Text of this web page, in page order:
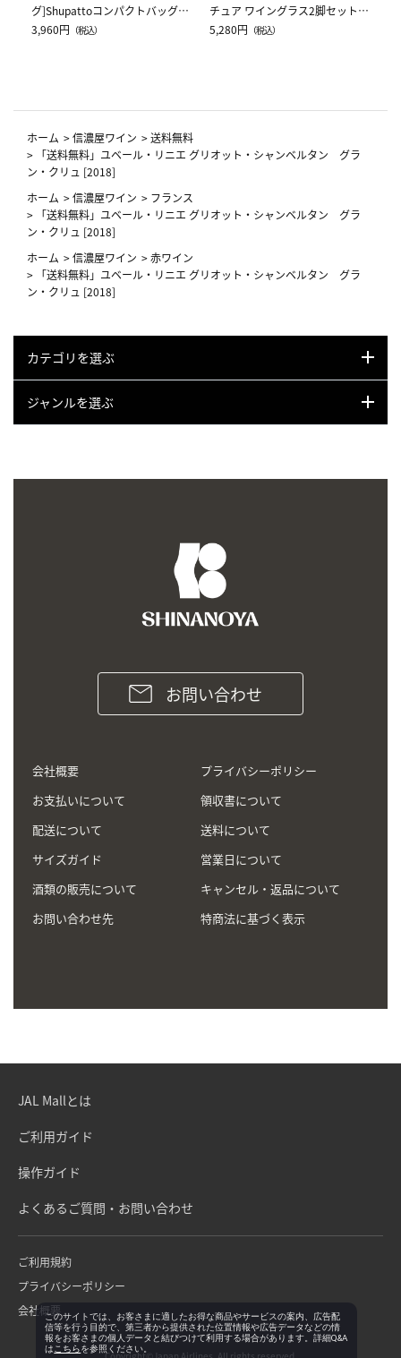
グ]Shupattoコンパクトバッグ
Drop JAL客室乗務員（LC）スカ
3,960円 （税込）
チュア ワイングラス2脚セット
（レッドワイン）
5,280円 （税込）
ホーム >信濃屋ワイン >送料無料
> 「送料無料」ユベール・リニエ グリオット・シャンベルタン グラ
ン・クリュ [2018]
ホーム >信濃屋ワイン > フランス
> 「送料無料」ユベール・リニエ グリオット・シャンベルタン グラ
ン・クリュ [2018]
ホーム >信濃屋ワイン >赤ワイン
> 「送料無料」ユベール・リニエ グリオット・シャンベルタン グラ
ン・クリュ [2018]
カテゴリを選ぶ
ジャンルを選ぶ
お問い合わせ
会社概要
プライバシーポリシー
お支払いについて
領収書について
配送について
送料について
サイズガイド
営業日について
酒類の販売について
キャンセル・返品について
お問い合わせ先
特商法に基づく表示
JAL Mallとは
ご利用ガイド
操作ガイド
よくあるご質問・お問い合わせ
ご利用規約
プライバシーポリシー
会社概要
Copyright©Japan Airlines. All rights reserved.
このサイトでは、お客さまに適したお得な商品やサービスの案内、広告配
信等を行う目的で、第三者から提供された位置情報や広告データなどの情
報をお客さまの個人データと結びつけて利用する場合があります。詳細Q&A
は こちらを参照ください。